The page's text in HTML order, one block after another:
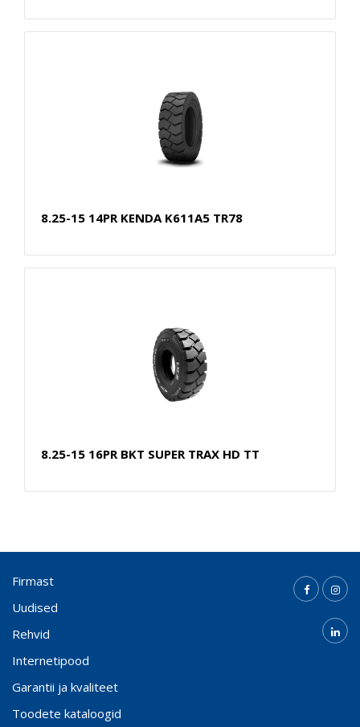
8.25-15 14PR KENDA K611A5 TR78
8.25-15 16PR BKT SUPER TRAX HD TT
Firmast
Uudised
Rehvid
Internetipood
Garantii ja kvaliteet
Toodete kataloogid